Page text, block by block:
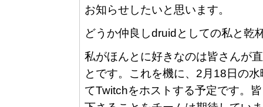
お知らせしたいと思います。
どうか仲良しdruidとしての私と乾
私がほんとに好きなのは皆さんが
とです。これを機に、2月18日の
てTwitchをホストする予定です。